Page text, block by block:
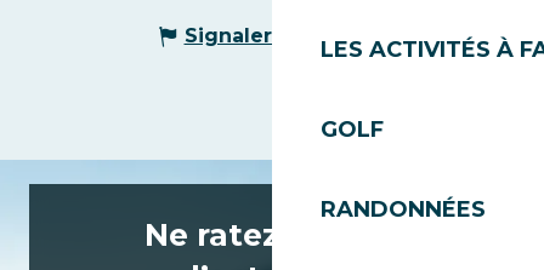
LES ACTIVITÉS À
GOLF
RANDONNÉES
Signaler une erreur
Ne ratez rien de